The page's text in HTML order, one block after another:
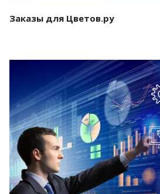
Заказы для Цветов.ру
Смотреть проект